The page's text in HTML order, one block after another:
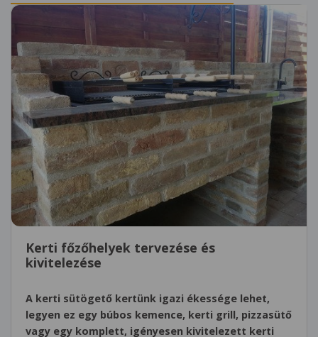
Kerti főzőhelyek tervezése és
kivitelezése
A kerti sütögető kertünk igazi ékessége lehet,
legyen ez egy búbos kemence, kerti grill, pizzasütő
vagy egy komplett, igényesen kivitelezett kerti